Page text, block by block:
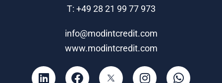
T: +49 28 21 99 77 973
info@modintcredit.com
www.modintcredit.com